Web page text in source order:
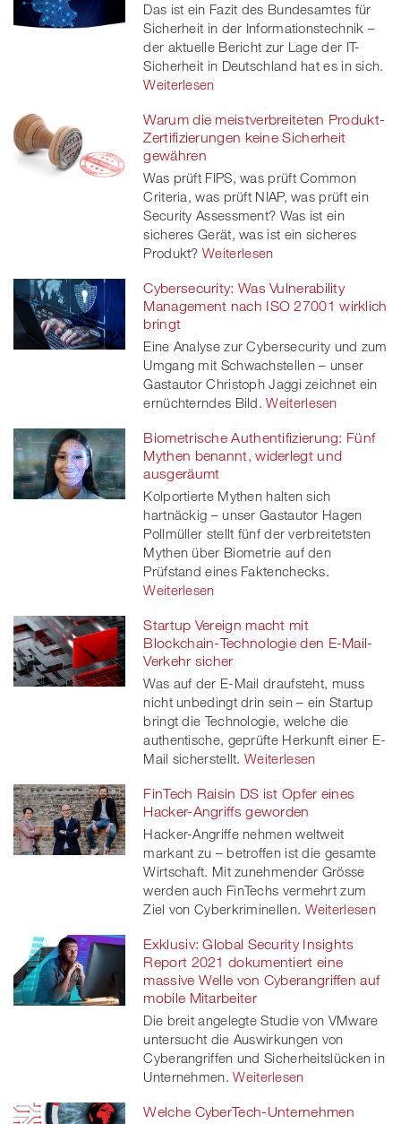
Das ist ein Fazit des Bundesamtes für
Sicherheit in der Informationstechnik –
der aktuelle Bericht zur Lage der IT-
Sicherheit in Deutschland hat es in sich.
Weiterlesen
Warum die meistverbreiteten Produkt-
Zertifizierungen keine Sicherheit
gewähren
Was prüft FIPS, was prüft Common
Criteria, was prüft NIAP, was prüft ein
Security Assessment? Was ist ein
sicheres Gerät, was ist ein sicheres
Produkt? Weiterlesen
Cybersecurity: Was Vulnerability
Management nach ISO 27001 wirklich
bringt
Eine Analyse zur Cybersecurity und zum
Umgang mit Schwachstellen – unser
Gastautor Christoph Jaggi zeichnet ein
ernüchterndes Bild. Weiterlesen
Biometrische Authentifizierung: Fünf
Mythen benannt, widerlegt und
ausgeräumt
Kolportierte Mythen halten sich
hartnäckig – unser Gastautor Hagen
Pollmüller stellt fünf der verbreitetsten
Mythen über Biometrie auf den
Prüfstand eines Faktenchecks.
Weiterlesen
Startup Vereign macht mit
Blockchain-Technologie den E-Mail-
Verkehr sicher
Was auf der E-Mail draufsteht, muss
nicht unbedingt drin sein – ein Startup
bringt die Technologie, welche die
authentische, geprüfte Herkunft einer E-
Mail sicherstellt. Weiterlesen
FinTech Raisin DS ist Opfer eines
Hacker-Angriffs geworden
Hacker-Angriffe nehmen weltweit
markant zu – betroffen ist die gesamte
Wirtschaft. Mit zunehmender Grösse
werden auch FinTechs vermehrt zum
Ziel von Cyberkriminellen. Weiterlesen
Exklusiv: Global Security Insights
Report 2021 dokumentiert eine
massive Welle von Cyberangriffen auf
mobile Mitarbeiter
Die breit angelegte Studie von VMware
untersucht die Auswirkungen von
Cyberangriffen und Sicherheitslücken in
Unternehmen. Weiterlesen
Welche CyberTech-Unternehmen